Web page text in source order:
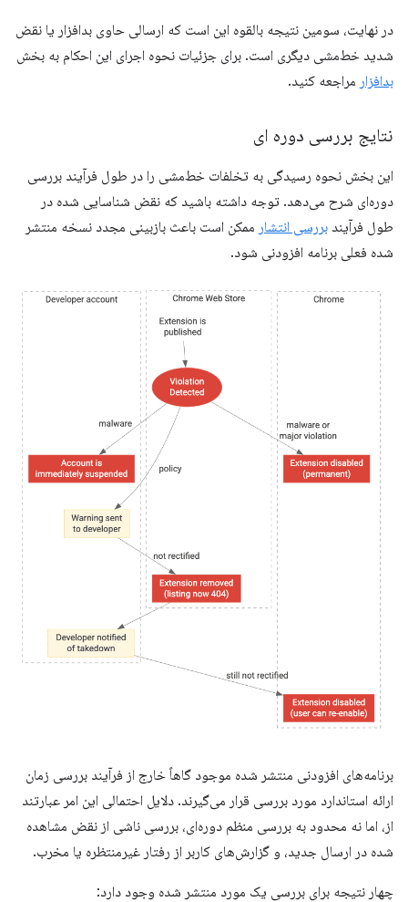
در نهایت، سومین نتیجه بالقوه این است که ارسالی حاوی بدافزار یا نقض
شدید خط‌مشی دیگری است. برای جزئیات نحوه اجرای این احکام به بخش
بدافزار مراجعه کنید.
نتایج بررسی دوره ای
این بخش نحوه رسیدگی به تخلفات خط‌مشی را در طول فرآیند بررسی
دوره‌ای شرح می‌دهد. توجه داشته باشید که نقض شناسایی شده در
طول فرآیند بررسی انتشار ممکن است باعث بازبینی مجدد نسخه منتشر
شده فعلی برنامه افزودنی شود.
برنامه‌های افزودنی منتشر شده موجود گاهاً خارج از فرآیند بررسی زمان
ارائه استاندارد مورد بررسی قرار می‌گیرند. دلایل احتمالی این امر عبارتند
از، اما نه محدود به بررسی منظم دوره‌ای، بررسی ناشی از نقض مشاهده
شده در ارسال جدید، و گزارش‌های کاربر از رفتار غیرمنتظره یا مخرب.
چهار نتیجه برای بررسی یک مورد منتشر شده وجود دارد: